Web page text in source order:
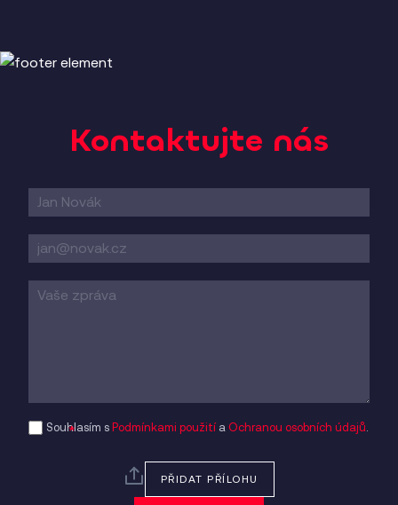
Kontaktujte nás
Contact
form
Souhlasím s Podmínkami použití a Ochranou osobních údajů
PŘIDAT PŘÍLOHU